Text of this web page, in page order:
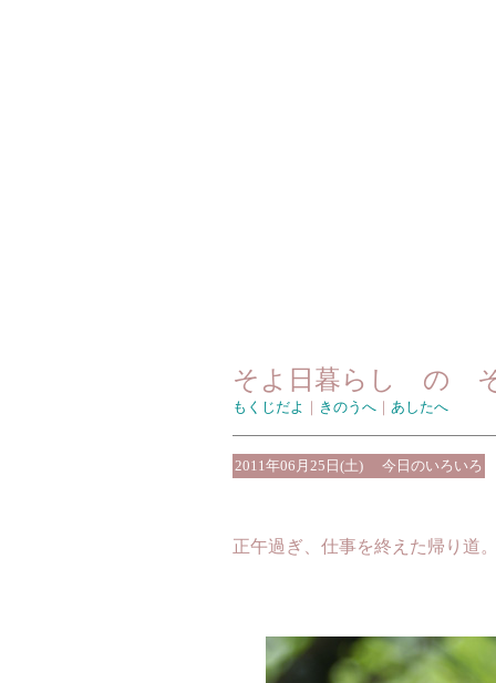
そよ日暮らし の
もくじだよ きのうへ あしたへ
2011年06月25日(土) 今日のいろいろ
正午過ぎ、仕事を終えた帰り道